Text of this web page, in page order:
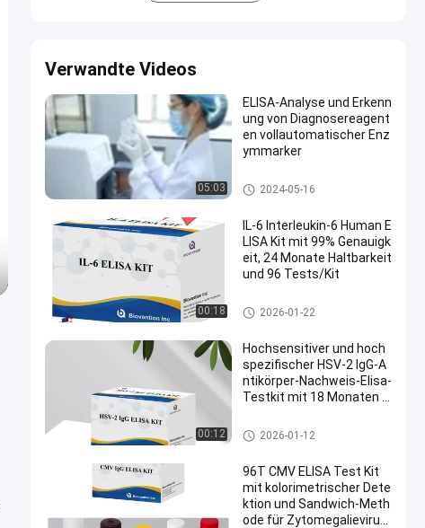
Verwandte Videos
05:03
ELISA-Analyse und Erkenn
ung von Diagnosereagent
en vollautomatischer Enz
ymmarker
Vollautomatischer Analyzer
2024-05-16
00:18
IL-6 Interleukin-6 Human E
LISA Kit mit 99% Genauigk
eit, 24 Monate Haltbarkeit
und 96 Tests/Kit
ELISA Test Kit
2026-01-22
00:12
Hochsensitiver und hoch
spezifischer HSV-2 IgG-A
ntikörper-Nachweis-Elisa-
Testkit mit 18 Monaten H
ELISA Test Kit
2026-01-12
96T CMV ELISA Test Kit
mit kolorimetrischer Dete
ktion und Sandwich-Meth
ode für Zytomegalievirus-